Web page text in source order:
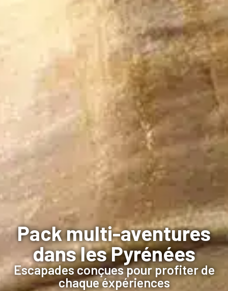
Pack multi-aventures
dans les Pyrénées
Escapades conçues pour profiter de
chaque éxpériences